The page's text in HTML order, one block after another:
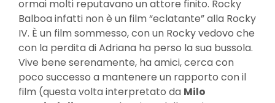
ormai molti reputavano un attore finito. Rocky
Balboa infatti non è un film “eclatante” alla Rocky
IV. È un film sommesso, con un Rocky vedovo che
con la perdita di Adriana ha perso la sua bussola.
Vive bene serenamente, ha amici, cerca con
poco successo a mantenere un rapporto con il
film (questa volta interpretato da Milo